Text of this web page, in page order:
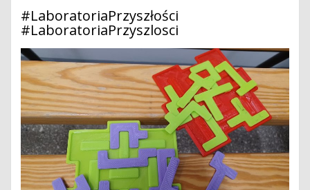
#LaboratoriaPrzyszłości
#LaboratoriaPrzyszlosci